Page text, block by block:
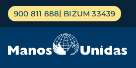
Pasar
contenido
Menú
principal
900 811 888 BIZUM 33439